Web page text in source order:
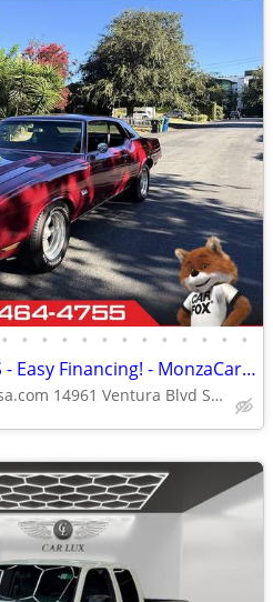
• • • • • • • • • • • • •
1972 Oldsmobile CUTASS - Easy Financing! - MonzaCarUsa.com
MonzaCarUsa.com 14961 Ventura Blvd Sherman Oaks